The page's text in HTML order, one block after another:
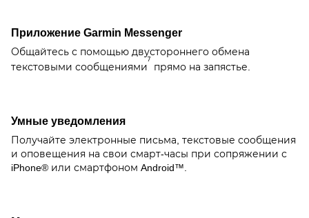
Приложение Garmin Messenger
Общайтесь с помощью двустороннего обмена
текстовыми сообщениями
7
прямо на запястье.
Умные уведомления
Получайте электронные письма, текстовые сообщения
и оповещения на свои смарт-часы при сопряжении с
iPhone® или смартфоном Android™.